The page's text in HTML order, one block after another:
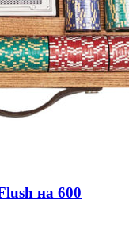
на 600